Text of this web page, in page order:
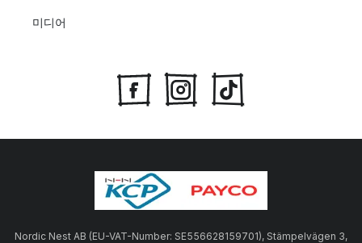
미디어
Nordic Nest AB (EU-VAT-Number: SE556628159701), Stämpelvägen 3,